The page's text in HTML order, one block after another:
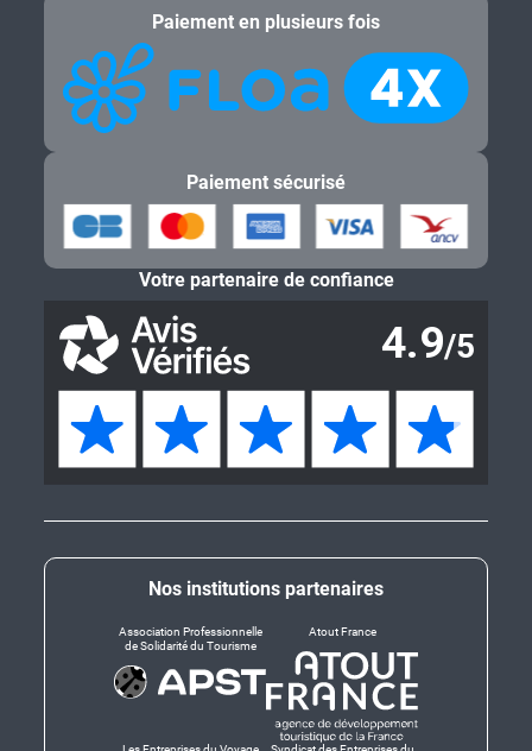
Nos institutions partenaires
Association Professionnelle
de Solidarité du Tourisme
Atout France
Paiement en plusieurs fois
Paiement sécurisé
Votre partenaire de confiance